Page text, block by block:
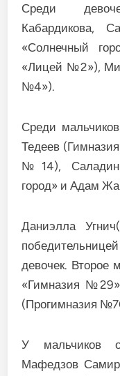
Среди
Кабардикова,
«Солнечный
«Лицей №2»),
№4»).
Среди
Тедеев
№14), Саладин
город» и Адам
Даниэлла
девочек.
«Гимназия
(Прогимназия
У мальчиков
Мафедзов